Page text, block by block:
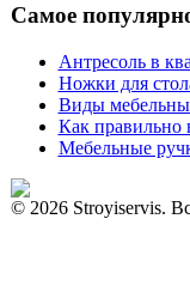
Самое
Антресоль в
Ножки для
Виды
Как правильно
Мебельные
© 2026 Stroyiservis.